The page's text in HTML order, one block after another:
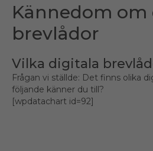
Kännedom om
brevlådor
Vilka digitala
Frågan vi ställde: Det finns olika
följande känner du till?
[wpdatachart id=92]